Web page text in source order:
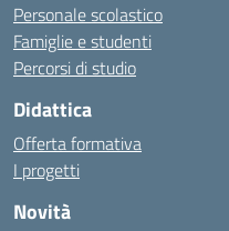
Personale scolastico
Famiglie e studenti
Percorsi di studio
Didattica
Offerta formativa
I progetti
Novità